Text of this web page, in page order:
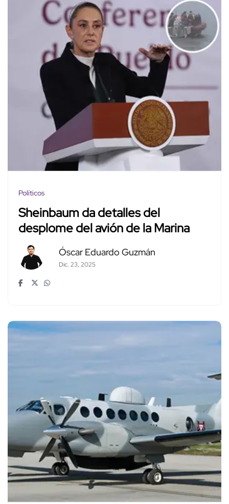
Políticos
Sheinbaum da detalles del
desplome del avión de la Marina
Óscar Eduardo Guzmán
Dic. 23, 2025